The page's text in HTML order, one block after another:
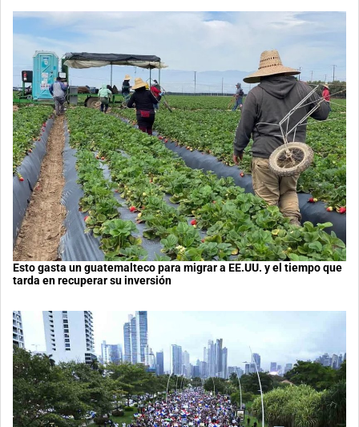
Esto gasta un guatemalteco para migrar a EE.UU. y el tiempo que
tarda en recuperar su inversión